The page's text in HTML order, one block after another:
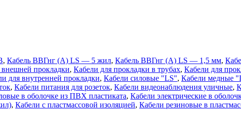
, Кабель ВВГнг (A) LS — 5 жил, Кабель ВВГнг (A) LS — 1,5 мм,
прокладки, Кабели для прокладки в трубах, Кабели для
для внутренней прокладки, Кабели силовые "LS", Кабели медные
, Кабели питания для розеток, Кабели видеонаблюдения уличные,
в оболочке из ПВХ пластиката, Кабели электрические в
, Кабели с пластмассовой изоляцией, Кабели резиновые в